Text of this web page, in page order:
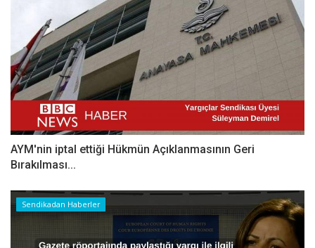
AYM'nin iptal ettiği Hükmün Açıklanmasının Geri
Bırakılması...
Sendikadan Haberler